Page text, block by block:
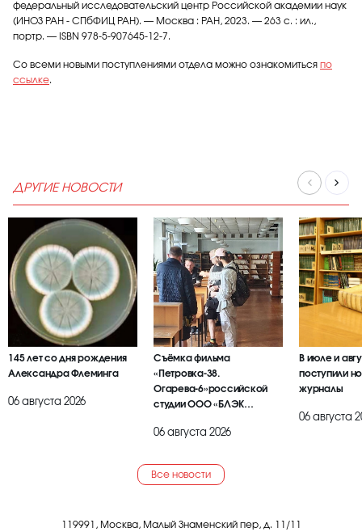
федеральный исследовательский центр Российской академии наук
(ИНОЗ РАН - СПбФИЦ РАН). — Москва : РАН, 2023. — 263 с. : ил.,
портр. — ISBN 978-5-907645-12-7.
Со всеми новыми поступлениями отдела можно ознакомиться по
ссылке.
ДРУГИЕ НОВОСТИ
145 лет со дня рождения
Александра Флеминга
06 августа 2026
Съёмка фильма
«Петровка-38.
Огарева-6»российской
студии ООО «БЛЭК
06 августа 2026
В июле и
поступили
журналы
06 августа
Все новости
119991, Москва, Малый Знаменский пер, д. 11/11